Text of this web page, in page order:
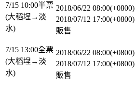
7/15 10:00半票
(大稻埕→淡
水)
2018/06/22 08:00(+0800)
2018/07/12 17:00(+0800)
販售
7/15 13:00全票
(大稻埕→淡
水)
2018/06/22 08:00(+0800)
2018/07/12 17:00(+0800)
販售